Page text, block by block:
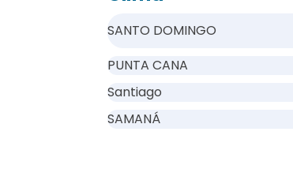
SANTO DOMINGO
PUNTA CANA
Santiago
SAMANÁ